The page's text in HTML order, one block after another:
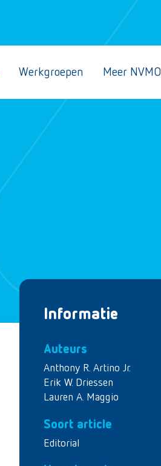
Werkgroepen Meer NVMO
Informatie
Auteurs
Anthony R. Artino Jr.
Erik W. Driessen
Lauren A. Maggio
Soort article
Editorial